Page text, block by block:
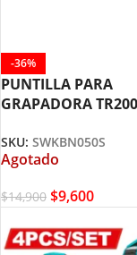
-36%
PUNTILLA PARA
GRAPADORA
SKU:SWKBN050S
Agotado
$14,900 $9,600